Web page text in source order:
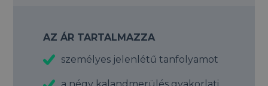
AZ ÁR TARTALMAZZA
személyes jelenlétű tanfolyamot